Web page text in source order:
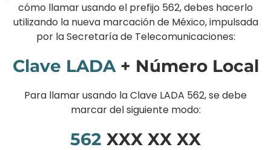
cómo llamar usando el prefijo 562, debes hacerlo
utilizando la nueva marcación de México, impulsada
por la Secretaría de Telecomunicaciones:
Clave LADA+ Número Local
Para llamar usando la Clave LADA 562, se debe
marcar del siguiente modo:
562 XXX XX XX